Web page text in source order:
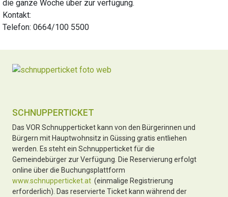
die ganze Woche über zur verfügung.
Kontakt:
Telefon: 0664/100 5500
SCHNUPPERTICKET
Das VOR Schnupperticket kann von den Bürgerinnen und
Bürgern mit Hauptwohnsitz in Güssing gratis entliehen
werden. Es steht ein Schnupperticket für die
Gemeindebürger zur Verfügung. Die Reservierung erfolgt
online über die Buchungsplattform
www.schnupperticket.at (einmalige Registrierung
erforderlich). Das reservierte Ticket kann während der